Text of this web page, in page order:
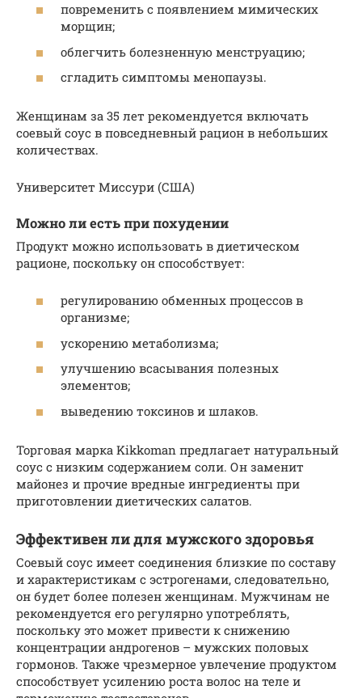
повременить с появлением мимических
морщин;
облегчить болезненную менструацию;
сгладить симптомы менопаузы.
Женщинам за 35 лет рекомендуется включать
соевый соус в повседневный рацион в небольших
количествах.
Университет Миссури (США)
Можно ли есть при похудении
Продукт можно использовать в диетическом
рационе, поскольку он способствует:
регулированию обменных процессов в
организме;
ускорению метаболизма;
улучшению всасывания полезных
элементов;
выведению токсинов и шлаков.
Торговая марка Kikkoman предлагает натуральный
соус с низким содержанием соли. Он заменит
майонез и прочие вредные ингредиенты при
приготовлении диетических салатов.
Эффективен ли для мужского здоровья
Соевый соус имеет соединения близкие по составу
и характеристикам с эстрогенами, следовательно,
он будет более полезен женщинам. Мужчинам не
рекомендуется его регулярно употреблять,
поскольку это может привести к снижению
концентрации андрогенов – мужских половых
гормонов. Также чрезмерное увлечение продуктом
способствует усилению роста волос на теле и